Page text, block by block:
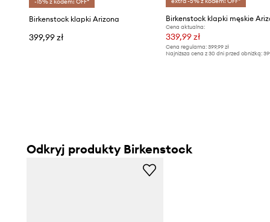
-15% z kodem: OFF*
Birkenstock klapki Arizona
399,99 zł
Birkenstock klapki męskie
Cena aktualna:
339,99 zł
Cena regularna:399,99 zł
Najniższa cena z 30 dni przed obniżką:
Odkryj produkty Birkenstock